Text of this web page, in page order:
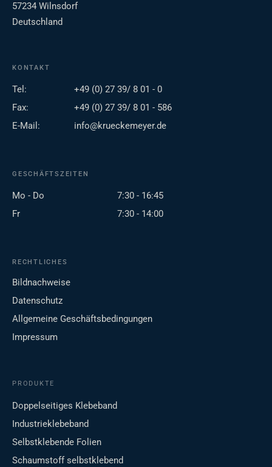
57234 Wilnsdorf
Deutschland
KONTAKT
Tel:
+49 (0) 27 39/ 8 01 - 0
Fax:
+49 (0) 27 39/ 8 01 - 586
E-Mail:
info@krueckemeyer.de
GESCHÄFTSZEITEN
Mo - Do
7:30 - 16:45
Fr
7:30 - 14:00
RECHTLICHES
Bildnachweise
Datenschutz
Allgemeine Geschäftsbedingungen
Impressum
PRODUKTE
Doppelseitiges Klebeband
Industrieklebeband
Selbstklebende Folien
Schaumstoff selbstklebend